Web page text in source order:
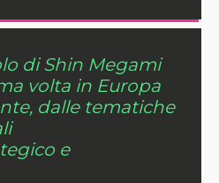
di Shin Megami
volta in Europa
dalle tematiche
e